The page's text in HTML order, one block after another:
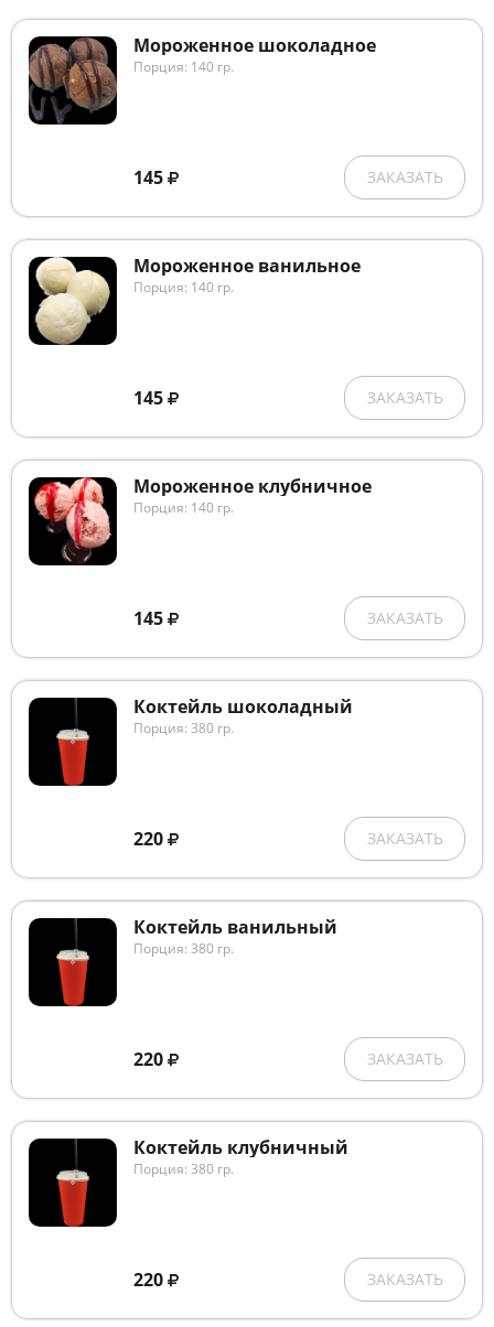
Мороженное шоколадное
Порция: 140 гр.
145 ЗАКАЗАТЬ
Мороженное ванильное
Порция: 140 гр.
145 ЗАКАЗАТЬ
Мороженное клубничное
Порция: 140 гр.
145 ЗАКАЗАТЬ
Коктейль шоколадный
Порция: 380 гр.
220 ЗАКАЗАТЬ
Коктейль ванильный
Порция: 380 гр.
220 ЗАКАЗАТЬ
Коктейль клубничный
Порция: 380 гр.
220 ЗАКАЗАТЬ